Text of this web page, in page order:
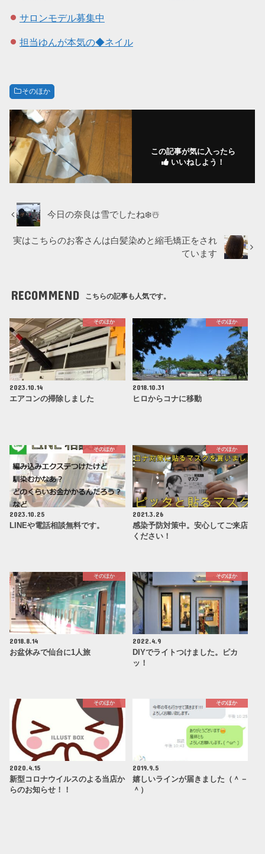
サロンモデル募集中
担当ゆんが本気の◆ネイル
そのほか
この記事が気に入ったら
いいねしよう！
今日の奈良は雪でしたね❄️☃️
実はこちらのお客さんは白髪染めと縮毛矯正をされ
ています
RECOMMEND こちらの記事も人気です。
そのほか
2023.10.14
エアコンの掃除しました
そのほか
2018.10.31
ヒロからコナに移動
そのほか
2023.10.25
LINEや電話相談無料です。
そのほか
2021.3.26
感染予防対策中。安心してご来店
ください！
そのほか
2018.8.14
お盆休みで仙台に1人旅
そのほか
2022.4.9
DIYでライトつけました。ピカ
ッ！
そのほか
2020.4.15
新型コロナウイルスのよる当店か
らのお知らせ！！
そのほか
2019.9.5
嬉しいラインが届きました（＾－
＾）